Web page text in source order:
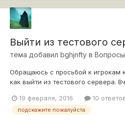
Выйти из тестового
тема добавил bghjnfty в
Обращаюсь с просьбой к игрокам
как выйти из тестового сервера.
( если это возможно) поиграть на
Подскажите, если кого не затруднит
19 февраля, 2016 10
подскажите пожалуйста